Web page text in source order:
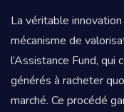
La véritable
mécanisme de
l’Assistance Fund,
générés à racheter
marché. Ce procédé